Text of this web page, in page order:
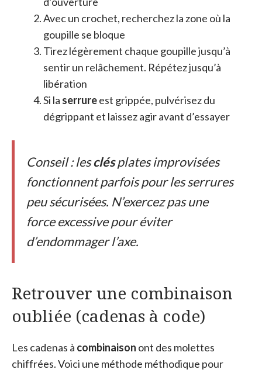
Avec un crochet, recherchez la zone où la
goupille se bloque
Tirez légèrement chaque goupille jusqu’à
sentir un relâchement. Répétez jusqu’à
libération
Si la serrureest grippée, pulvérisez du
dégrippant et laissez agir avant d’essayer
Conseil : lesclésplates improvisées
fonctionnent parfois pour les serrures
peu sécurisées. N’exercez pas une
force excessive pour éviter
d’endommager l’axe.
Retrouver une combinaison
oubliée (cadenas à code)
Les cadenas à combinaison ont des molettes
chiffrées. Voici une méthode méthodique pour